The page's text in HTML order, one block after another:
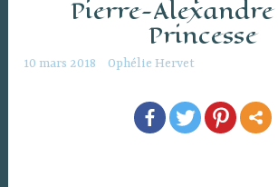
Pierre-
Princesse
10 mars 2018 Ophélie Hervet